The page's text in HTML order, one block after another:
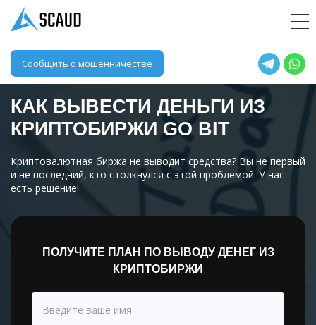
Сообщить о мошенничестве
КАК ВЫВЕСТИ ДЕНЬГИ ИЗ
КРИПТОБИРЖИ GO BIT
Криптовалютная биржа не выводит средства? Вы не первый
и не последний, кто столкнулся с этой проблемой. У нас
есть решение!
ПОЛУЧИТЕ ПЛАН ПО ВЫВОДУ ДЕНЕГ ИЗ
КРИПТОБИРЖИ